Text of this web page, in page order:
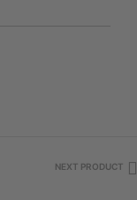
NEXT PRODUCT